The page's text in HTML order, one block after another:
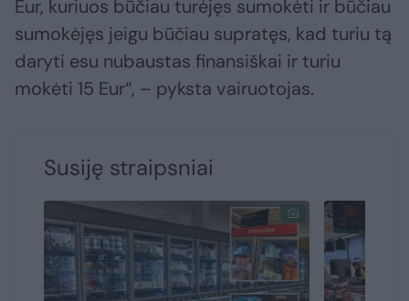
Eur, kuriuos būčiau turėjęs sumokėti ir būčiau
sumokėjęs jeigu būčiau supratęs, kad turiu tą
daryti esu nubaustas finansiškai ir turiu
mokėti 15 Eur“, – pyksta vairuotojas.
Susiję straipsniai